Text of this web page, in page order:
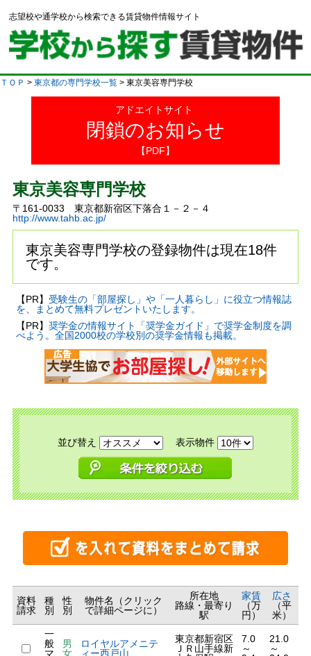
志望校や通学校から検索できる賃貸物件情報サイト
ＴＯＰ > 東京都の専門学校一覧 > 東京美容専門学校
アドエイトサイト
閉鎖のお知らせ
【PDF】
東京美容専門学校
〒161-0033 東京都新宿区下落合１－２－４
http://www.tahb.ac.jp/
東京美容専門学校の登録物件は現在18件
です。
【PR】 受験生の「部屋探し」や「一人暮らし」に役立つ情報誌
を、まとめて無料プレゼントいたします。
【PR】 奨学金の情報サイト「奨学金ガイド」で奨学金制度を調
べよう。全国2000校の学校別の奨学金情報も掲載。
並び替え 表示物件
資料
請求
種
別
性
別
物件名（クリック
で詳細ページに）
所在地
路線・最寄り
駅
家賃
（万
円）
広さ
（平
米）
一
般
マ
男
女
ロイヤルアメニテ
ィー西戸山
東京都新宿区
ＪＲ山手線新
7.0
～
21.0
～